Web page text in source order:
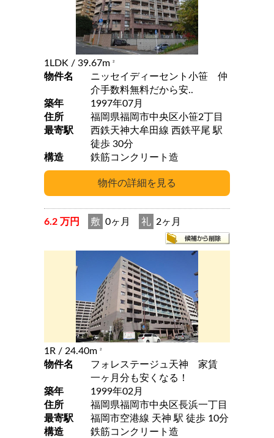
1LDK / 39.67m 2
物件名
ニッセイディーセント小笹 仲
介手数料無料だから安..
築年
1997年07月
住所
福岡県福岡市中央区小笹2丁目
最寄駅
西鉄天神大牟田線 西鉄平尾 駅
徒歩 30分
構造
鉄筋コンクリート造
6.2 万円 敷 0ヶ月 礼 2ヶ月
1R / 24.40m 2
物件名
フォレステージュ天神 家賃
一ヶ月分も安くなる！
築年
1999年02月
住所
福岡県福岡市中央区長浜一丁目
最寄駅
福岡市空港線 天神 駅 徒歩 10分
構造
鉄筋コンクリート造